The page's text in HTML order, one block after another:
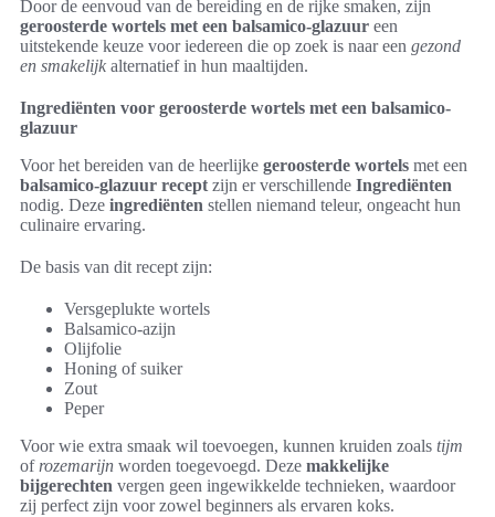
Door de eenvoud van de bereiding en de rijke smaken, zijn
geroosterde wortels met een balsamico-glazuur een
uitstekende keuze voor iedereen die op zoek is naar een gezond
en smakelijk alternatief in hun maaltijden.
Ingrediënten voor geroosterde wortels met een balsamico-
glazuur
Voor het bereiden van de heerlijke geroosterde wortels met een
balsamico-glazuur recept zijn er verschillende Ingrediënten
nodig. Deze ingrediënten stellen niemand teleur, ongeacht hun
culinaire ervaring.
De basis van dit recept zijn:
Versgeplukte wortels
Balsamico-azijn
Olijfolie
Honing of suiker
Zout
Peper
Voor wie extra smaak wil toevoegen, kunnen kruiden zoals tijm
of rozemarijn worden toegevoegd. Deze makkelijke
bijgerechten vergen geen ingewikkelde technieken, waardoor
zij perfect zijn voor zowel beginners als ervaren koks.